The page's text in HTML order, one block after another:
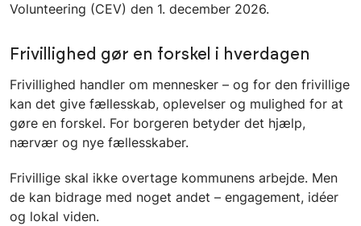
Volunteering (CEV) den 1. december 2026.
Frivillighed gør en forskel i hverdagen
Frivillighed handler om mennesker – og for den frivillige
kan det give fællesskab, oplevelser og mulighed for at
gøre en forskel. For borgeren betyder det hjælp,
nærvær og nye fællesskaber.
Frivillige skal ikke overtage kommunens arbejde. Men
de kan bidrage med noget andet – engagement, idéer
og lokal viden.